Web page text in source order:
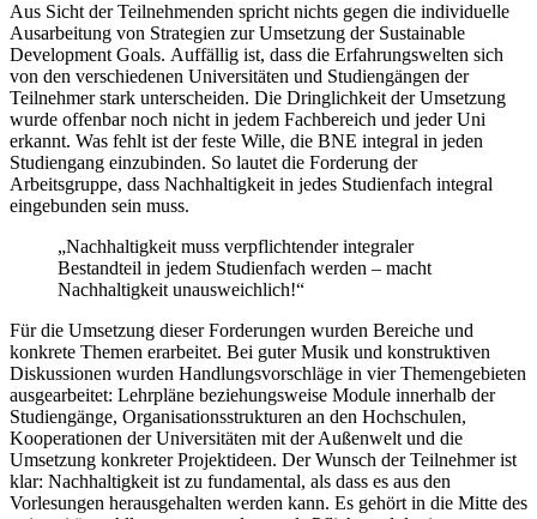
Aus Sicht der Teilnehmenden spricht nichts gegen die individuelle
Ausarbeitung von Strategien zur Umsetzung der Sustainable
Development Goals. Auffällig ist, dass die Erfahrungswelten sich
von den verschiedenen Universitäten und Studiengängen der
Teilnehmer stark unterscheiden. Die Dringlichkeit der Umsetzung
wurde offenbar noch nicht in jedem Fachbereich und jeder Uni
erkannt. Was fehlt ist der feste Wille, die BNE integral in jeden
Studiengang einzubinden. So lautet die Forderung der
Arbeitsgruppe, dass Nachhaltigkeit in jedes Studienfach integral
eingebunden sein muss.
„Nachhaltigkeit muss verpflichtender integraler
Bestandteil in jedem Studienfach werden – macht
Nachhaltigkeit unausweichlich!“
Für die Umsetzung dieser Forderungen wurden Bereiche und
konkrete Themen erarbeitet. Bei guter Musik und konstruktiven
Diskussionen wurden Handlungsvorschläge in vier Themengebieten
ausgearbeitet: Lehrpläne beziehungsweise Module innerhalb der
Studiengänge, Organisationsstrukturen an den Hochschulen,
Kooperationen der Universitäten mit der Außenwelt und die
Umsetzung konkreter Projektideen. Der Wunsch der Teilnehmer ist
klar: Nachhaltigkeit ist zu fundamental, als dass es aus den
Vorlesungen herausgehalten werden kann. Es gehört in die Mitte des